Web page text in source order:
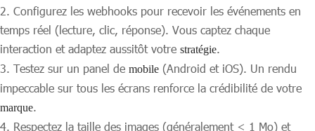
Configurez les webhooks pour recevoir les événements en
temps réel (lecture, clic, réponse). Vous captez chaque
interaction et adaptez aussitôt votre stratégie.
Testez sur un panel de mobile (Android et iOS). Un rendu
impeccable sur tous les écrans renforce la crédibilité de votre
marque.
Respectez la taille des images (généralement < 1 Mo) et